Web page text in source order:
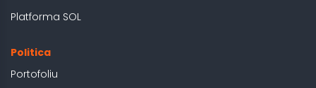
Platforma SOL
Politica
Portofoliu